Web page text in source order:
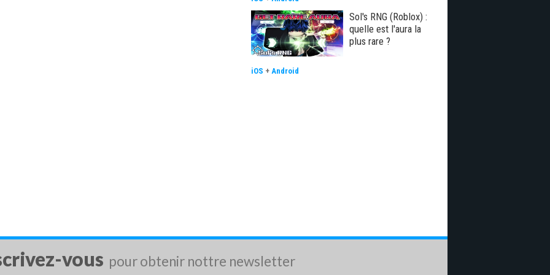
Sol's RNG (Roblox) :
quelle est l'aura la
plus rare ?
iOS + Android
vous pour obtenir nottre newsletter